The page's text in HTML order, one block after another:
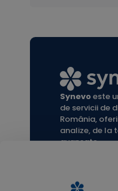
Synevoeste
de servicii de
România,
analize, de la
avansate.